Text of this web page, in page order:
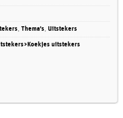
,Thema's,Uitstekers
uitstekers